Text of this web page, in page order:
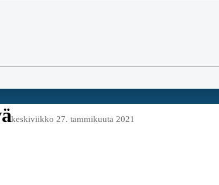
keskiviikko 27. tammikuuta 2021